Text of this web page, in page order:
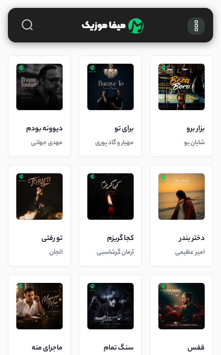
بزار برو
شایان یو
برای تو
مهیار و گاد پوری
دیوونه بودم
مهدی جهانی
دختر بندر
امیر عظیمی
کجا گریزم
آرمان گرشاسبی
تو رفتی
الجان
قفس سنگ تمام ماجرای منه